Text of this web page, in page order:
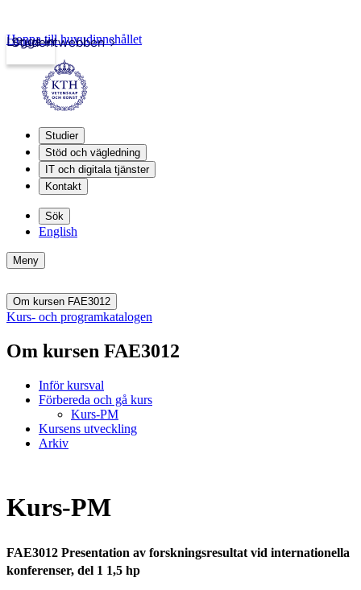
Studentwebben
Logga in
Hoppa till huvudinnehållet
Studier
Stöd och vägledning
IT och digitala tjänster
Kontakt
Sök
English
Meny
Om kursen FAE3012
Kurs- och programkatalogen
Om kursen FAE3012
Inför kursval
Förbereda och gå kurs
Kurs-PM
Kursens utveckling
Arkiv
Kurs-PM
FAE3012 Presentation av forskningsresultat vid internationella
konferenser, del 1 1,5 hp